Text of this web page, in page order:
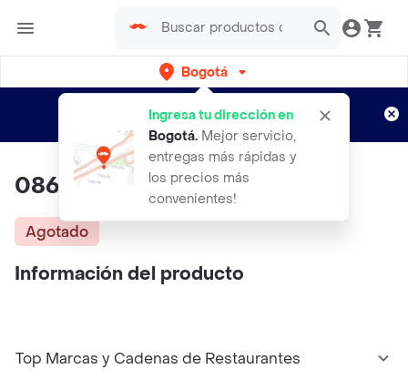
Bogotá
Ingresa tu dirección en
Bogotá. Mejor servicio,
entregas más rápidas y
los precios más
convenientes!
envíos gratis por semanas
Aplican TyC
0860 Tanga
Agotado
Información del producto
Top Marcas y Cadenas de Restaurantes